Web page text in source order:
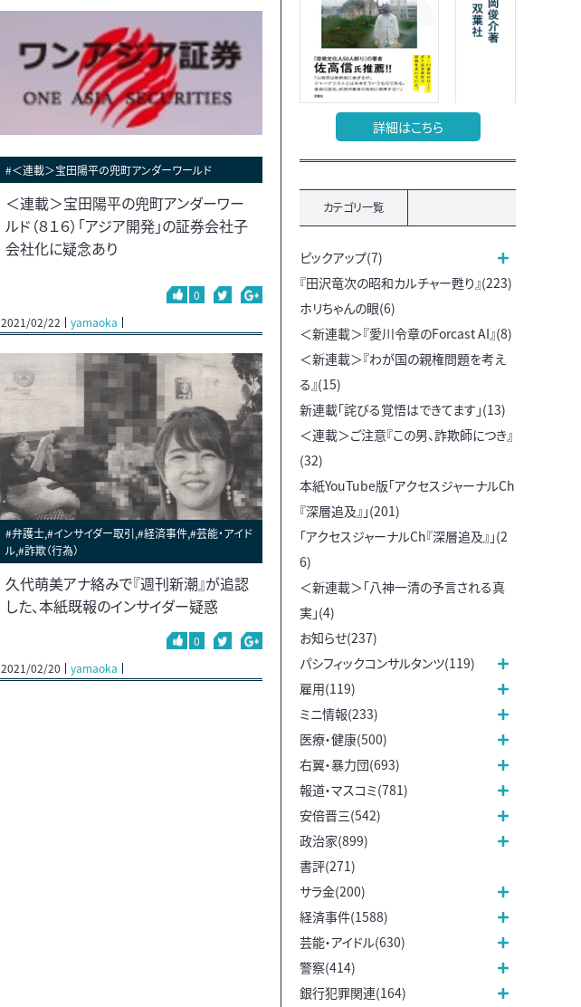
#＜連載＞宝田陽平の兜町アンダーワールド
＜連載＞宝田陽平の兜町アンダーワー
ルド（８１６）「アジア開発」の証券会社子
会社化に疑念あり
0
2021/02/22
yamaoka
#弁護士,#インサイダー取引,#経済事件,#芸能・アイド
ル,#詐欺（行為）
久代萌美アナ絡みで『週刊新潮』が追認
した、本紙既報のインサイダー疑惑
0
2021/02/20
yamaoka
詳細はこちら
カテゴリ一覧
ピックアップ(7)
『田沢竜次の昭和カルチャー甦り』(223)
ホリちゃんの眼(6)
＜新連載＞『愛川令章のForcast AI』(8)
＜新連載＞『わが国の親権問題を考え
る』(15)
新連載「詫びる覚悟はできてます」(13)
＜連載＞ご注意『この男、詐欺師につき』
(32)
本紙YouTube版「アクセスジャーナルCh
『深層追及』」(201)
「アクセスジャーナルCh『深層追及』」(2
6)
＜新連載＞「八神一清の予言される真
実」(4)
お知らせ(237)
パシフィックコンサルタンツ(119)
雇用(119)
ミニ情報(233)
医療・健康(500)
右翼・暴力団(693)
報道・マスコミ(781)
安倍晋三(542)
政治家(899)
書評(271)
サラ金(200)
経済事件(1588)
芸能・アイドル(630)
警察(414)
銀行犯罪関連(164)